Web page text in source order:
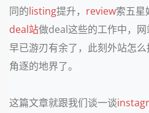
同的listing提升， review索五星
deal站做deal这些的工作中，
早已游刃有余了，此刻外站怎
角逐的地界了。
这篇文章就跟我们谈一谈